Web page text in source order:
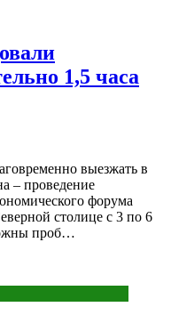
1,5 часа
выезжать в
– проведение
форума
столице с 3 по 6
проб…